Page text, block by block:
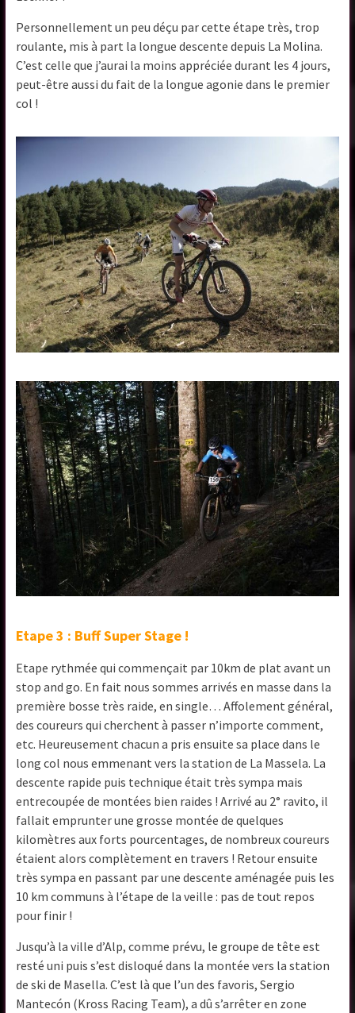
Personnellement un peu déçu par cette étape très, trop
roulante, mis à part la longue descente depuis La Molina.
C’est celle que j’aurai la moins appréciée durant les 4 jours,
peut-être aussi du fait de la longue agonie dans le premier
col !
Etape 3 : Buff Super Stage !
Etape rythmée qui commençait par 10km de plat avant un
stop and go. En fait nous sommes arrivés en masse dans la
première bosse très raide, en single… Affolement général,
des coureurs qui cherchent à passer n’importe comment,
etc. Heureusement chacun a pris ensuite sa place dans le
long col nous emmenant vers la station de La Massela. La
descente rapide puis technique était très sympa mais
entrecoupée de montées bien raides ! Arrivé au 2° ravito, il
fallait emprunter une grosse montée de quelques
kilomètres aux forts pourcentages, de nombreux coureurs
étaient alors complètement en travers ! Retour ensuite
très sympa en passant par une descente aménagée puis les
10 km communs à l’étape de la veille : pas de tout repos
pour finir !
Jusqu’à la ville d’Alp, comme prévu, le groupe de tête est
resté uni puis s’est disloqué dans la montée vers la station
de ski de Masella. C’est là que l’un des favoris, Sergio
Mantecón (Kross Racing Team), a dû s’arrêter en zone